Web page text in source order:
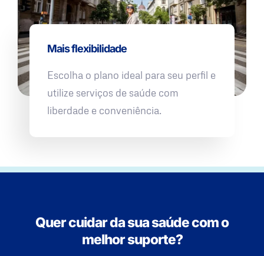
Mais flexibilidade
Escolha o plano ideal para seu perfil e
utilize serviços de saúde com
liberdade e conveniência.
Quer cuidar da sua saúde com o
melhor suporte?